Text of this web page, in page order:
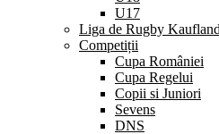
U17
Liga de Rugby Kaufland
Competiții
Cupa României
Cupa Regelui
Copii si Juniori
Sevens
DNS